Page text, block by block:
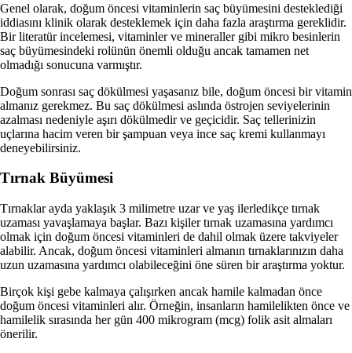
Genel olarak, doğum öncesi vitaminlerin saç büyümesini desteklediği
iddiasını klinik olarak desteklemek için daha fazla araştırma gereklidir.
Bir literatür incelemesi, vitaminler ve mineraller gibi mikro besinlerin
saç büyümesindeki rolünün önemli olduğu ancak tamamen net
olmadığı sonucuna varmıştır.
Doğum sonrası saç dökülmesi yaşasanız bile, doğum öncesi bir vitamin
almanız gerekmez. Bu saç dökülmesi aslında östrojen seviyelerinin
azalması nedeniyle aşırı dökülmedir ve geçicidir. Saç tellerinizin
uçlarına hacim veren bir şampuan veya ince saç kremi kullanmayı
deneyebilirsiniz.
Tırnak Büyümesi
Tırnaklar ayda yaklaşık 3 milimetre uzar ve yaş ilerledikçe tırnak
uzaması yavaşlamaya başlar. Bazı kişiler tırnak uzamasına yardımcı
olmak için doğum öncesi vitaminleri de dahil olmak üzere takviyeler
alabilir. Ancak, doğum öncesi vitaminleri almanın tırnaklarınızın daha
uzun uzamasına yardımcı olabileceğini öne süren bir araştırma yoktur.
Birçok kişi gebe kalmaya çalışırken ancak hamile kalmadan önce
doğum öncesi vitaminleri alır. Örneğin, insanların hamilelikten önce ve
hamilelik sırasında her gün 400 mikrogram (mcg) folik asit almaları
önerilir.